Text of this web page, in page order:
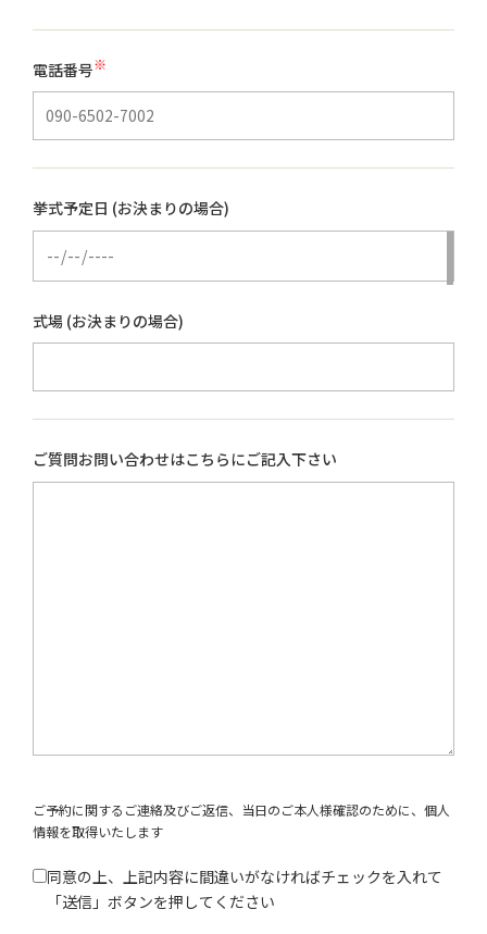
電話番号※
挙式予定日 (お決まりの場合)
式場 (お決まりの場合)
ご質問お問い合わせはこちらにご記入下さい
ご予約に関するご連絡及びご返信、当日のご本人様確認のために、個人
情報を取得いたします
同意の上、上記内容に間違いがなければチェックを入れて
「送信」ボタンを押してください